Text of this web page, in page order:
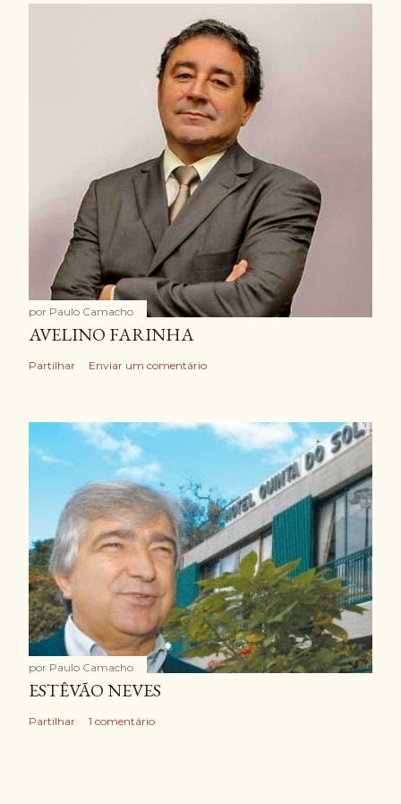
por Paulo Camacho
AVELINO FARINHA
Partilhar Enviar um comentário
por Paulo Camacho
ESTÊVÃO NEVES
Partilhar 1 comentário